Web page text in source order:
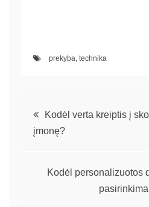
prekyba, technika
Navigacija
tarp
įrašų
Kodėl verta kreiptis į
įmonę?
Kodėl personalizuotos